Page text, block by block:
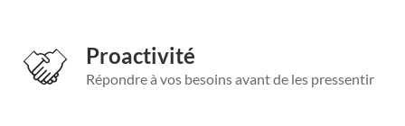
Proactivité
Répondre à vos besoins avant de les pressentir